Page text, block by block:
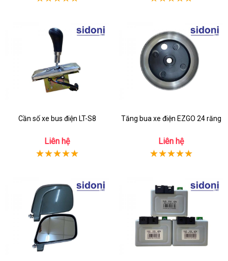
Cần số xe bus điện LT-S8
Liên hệ
Tăng bua xe điện EZGO 24 răng
Liên hệ